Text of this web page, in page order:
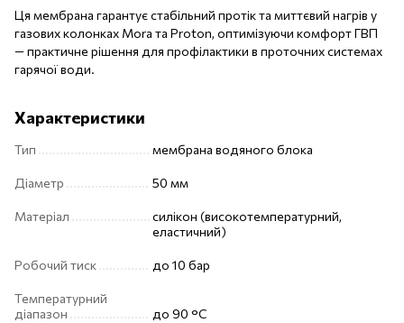
Ця мембрана гарантує стабільний протік та миттєвий нагрів у
газових колонках Mora та Proton, оптимізуючи комфорт ГВП
— практичне рішення для профілактики в проточних системах
гарячої води.
Характеристики
Тип мембрана водяного блока
Діаметр 50 мм
Матеріал
силікон (високотемпературний,
еластичний)
Робочий тиск до 10 бар
Температурний
діапазон
до 90 °C